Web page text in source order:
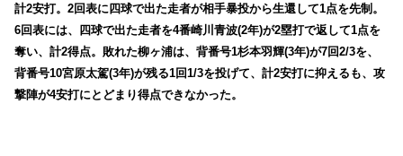
計2安打。2回表に四球で出た走者が相手暴投から生還して1点を先制。
6回表には、四球で出た走者を4番崎川青波(2年)が2塁打で返して1点を
奪い、計2得点。敗れた柳ヶ浦は、背番号1杉本羽輝(3年)が7回2/3を、
背番号10宮原太駕(3年)が残る1回1/3を投げて、計2安打に抑えるも、攻
撃陣が4安打にとどまり得点できなかった。